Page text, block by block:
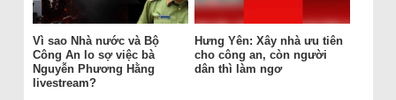
Vì sao Nhà nước và Bộ
Công An lo sợ việc bà
Nguyễn Phương Hằng
livestream?
Hưng Yên: Xây nhà ưu tiên
cho công an, còn người
dân thì làm ngơ